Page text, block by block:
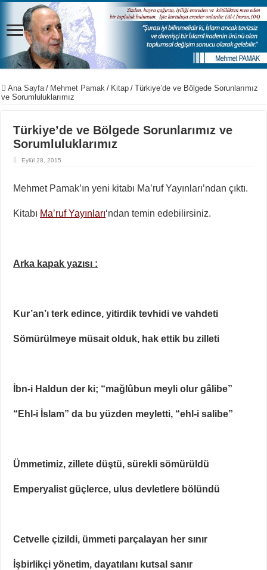
Ana Sayfa / Mehmet Pamak / Kitap / Türkiye’de ve Bölgede Sorunlarımız
ve Sorumluluklarımız
Türkiye’de ve Bölgede Sorunlarımız ve
Sorumluluklarımız
Eylül 28, 2015
Mehmet Pamak’ın yeni kitabı Ma’ruf Yayınları’ndan çıktı.
Kitabı Ma’ruf Yayınları‘ndan temin edebilirsiniz.
Arka kapak yazısı :
Kur’an’ı terk edince, yitirdik tevhidi ve vahdeti
Sömürülmeye müsait olduk, hak ettik bu zilleti
İbn-i Haldun der ki; “mağlûbun meyli olur gâlibe”
“Ehl-i İslam” da bu yüzden meyletti, “ehl-i salibe”
Ümmetimiz, zillete düştü, sürekli sömürüldü
Emperyalist güçlerce, ulus devletlere bölündü
Cetvelle çizildi, ümmeti parçalayan her sınır
İşbirlikçi yönetim, dayatılanı kutsal sanır